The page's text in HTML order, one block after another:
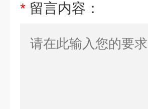
* 留言内容：